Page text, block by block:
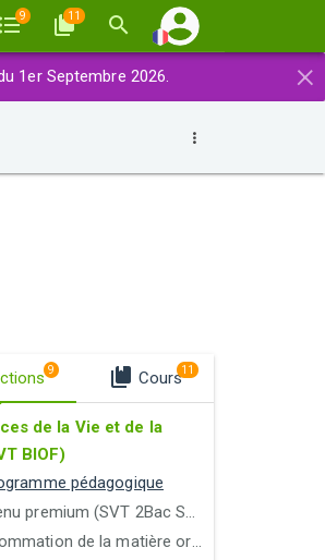
9 11
×
1er Septembre 2026.
9 Cours11
de la Vie et de la
BIOF)
pédagogique
premium (SVT 2Bac SPC)
de la matière organique et flux d’énergie